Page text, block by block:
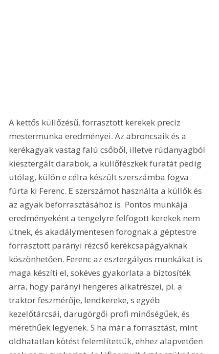
A kettős küllőzésű, forrasztott kerekek precíz
mestermunka eredményei. Az abroncsaik és a
kerékagyak vastag falú csőből, illetve rúdanyagból
kiesztergált darabok, a küllőfészkek furatát pedig
utólag, külön e célra készült szerszámba fogva
fúrta ki Ferenc. E szerszámot használta a küllők és
az agyak beforrasztásához is. Pontos munkája
eredményeként a tengelyre felfogott kerekek nem
ütnek, és akadálymentesen forognak a géptestre
forrasztott parányi rézcső kerékcsapágyaknak
köszönhetően. Ferenc az esztergályos munkákat is
maga készíti el, sokéves gyakorlata a biztosíték
arra, hogy parányi hengeres alkatrészei, pl. a
traktor feszmérője, lendkereke, s egyéb
kezelőtárcsái, darugörgői profi minőségűek, és
mérethűek legyenek. S ha már a forrasztást, mint
oldhatatlan kötést felemlítettük, ehhez alapvetően